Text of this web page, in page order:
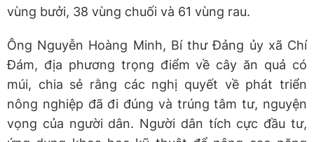
vùng bưởi, 38 vùng chuối và 61 vùng rau.
Ông Nguyễn Hoàng Minh, Bí thư Đảng ủy xã Chí
Đám, địa phương trọng điểm về cây ăn quả có
múi, chia sẻ rằng các nghị quyết về phát triển
nông nghiệp đã đi đúng và trúng tâm tư, nguyện
vọng của người dân. Người dân tích cực đầu tư,